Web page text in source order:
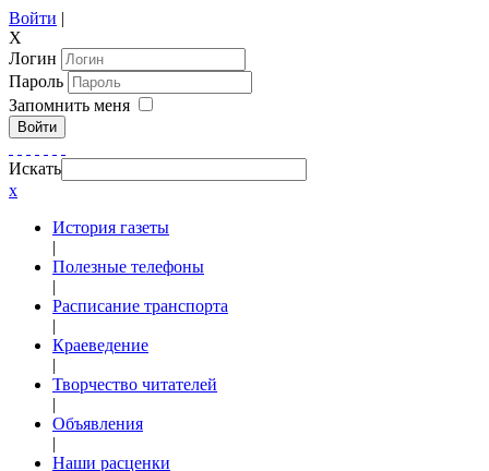
Войти |
X
Логин
Пароль
Запомнить меня
Войти
Искать
x
История газеты
|
Полезные телефоны
|
Расписание транспорта
|
Краеведение
|
Творчество читателей
|
Объявления
|
Наши расценки